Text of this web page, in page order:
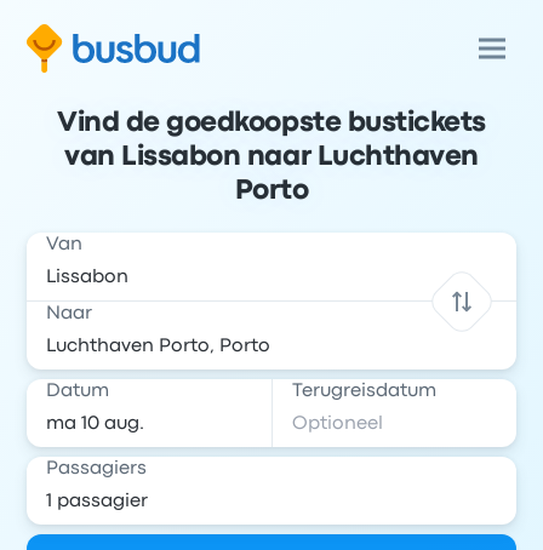
Vind de goedkoopste bustickets
van Lissabon naar Luchthaven
Porto
Van
Naar
Datum Terugreisdatum
Passagiers